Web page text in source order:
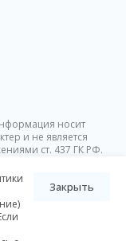
носит
и не является
ст. 437 ГК РФ.
уведомления.
Закрыть